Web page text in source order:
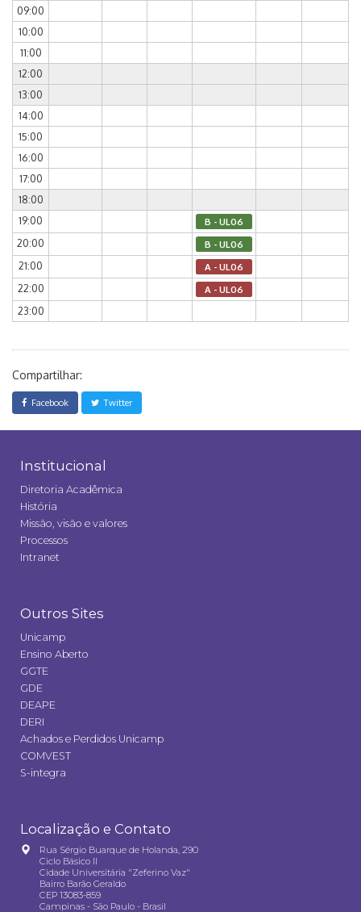
09:00
10:00
11:00
12:00
13:00
14:00
15:00
16:00
17:00
18:00
19:00
B - UL06
20:00 B - UL06
21:00 A - UL06
22:00 A - UL06
23:00
Compartilhar:
Facebook Twitter
Institucional
Diretoria Acadêmica
História
Missão, visão e valores
Processos
Intranet
Outros Sites
Unicamp
Ensino Aberto
GGTE
GDE
DEAPE
DERI
Achados e Perdidos Unicamp
COMVEST
S-integra
Localização e Contato
Rua Sérgio Buarque de Holanda, 290
Ciclo Básico II
Cidade Universitária "Zeferino Vaz"
Bairro Barão Geraldo
CEP 13083-859
Campinas - São Paulo - Brasil